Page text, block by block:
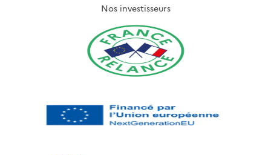
Nos investisseurs